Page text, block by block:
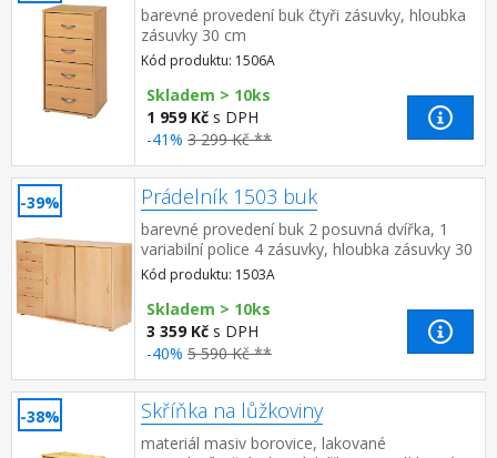
barevné provedení buk čtyři zásuvky, hloubka
zásuvky 30 cm
Kód produktu: 1506A
Skladem > 10ks
1 959 Kč s DPH
-41% 3 299 Kč **
-39% Prádelník 1503 buk
barevné provedení buk 2 posuvná dvířka, 1
variabilní police 4 zásuvky, hloubka zásuvky 30
cm
Kód produktu: 1503A
Skladem > 10ks
3 359 Kč s DPH
-40% 5 590 Kč **
-38% Skříňka na lůžkoviny
materiál masiv borovice, lakované